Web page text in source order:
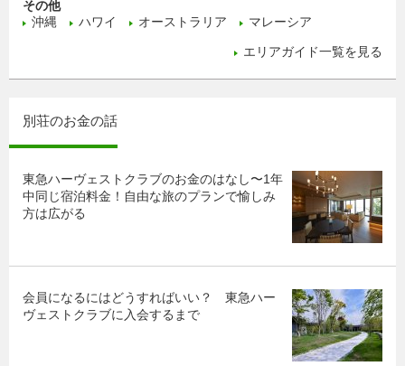
その他
沖縄
ハワイ オーストラリア マレーシア
エリアガイド一覧を見る
別荘のお金の話
東急ハーヴェストクラブのお金のはなし〜1年
中同じ宿泊料金！自由な旅のプランで愉しみ
方は広がる
会員になるにはどうすればいい？ 東急ハー
ヴェストクラブに入会するまで